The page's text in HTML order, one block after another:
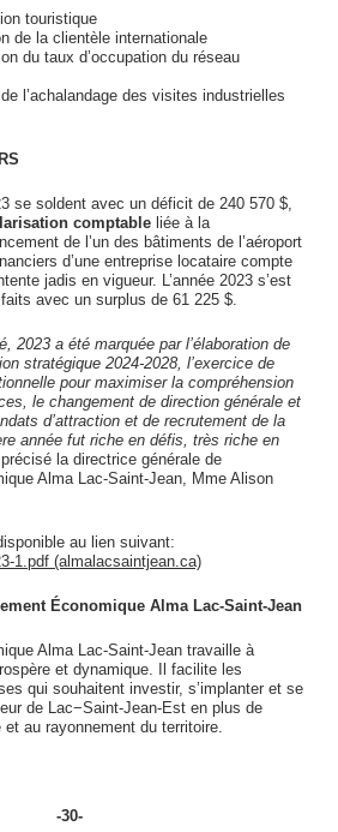
touristique
de la clientèle internationale
du taux d’occupation du réseau
l’achalandage des visites industrielles
se soldent avec un déficit de 240 570 $,
comptable liée à la
de l’un des bâtiments de l’aéroport
d’une entreprise locataire compte
jadis en vigueur. L’année 2023 s’est
avec un surplus de 61 225 $.
2023 a été marquée par l’élaboration de
stratégique 2024-2028, l’exercice de
pour maximiser la compréhension
le changement de direction générale et
d’attraction et de recrutement de la
année fut riche en défis, très riche en
la directrice générale de
Alma Lac-Saint-Jean, Mme Alison
au lien suivant:
1.pdf (almalacsaintjean.ca)
Économique Alma Lac-Saint-Jean
Alma Lac-Saint-Jean travaille à
et dynamique. Il facilite les
qui souhaitent investir, s’implanter et se
de Lac−Saint-Jean-Est en plus de
et au rayonnement du territoire.
-30-